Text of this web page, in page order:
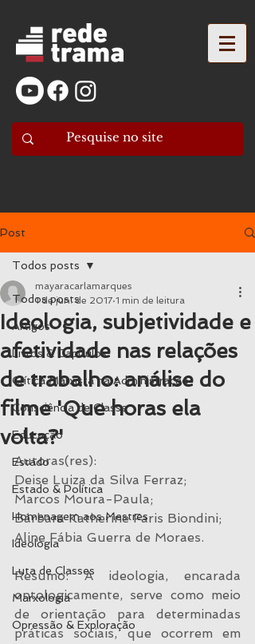
Post
Todos posts
Artigos
Livros & Capítulos
Crítica Marxista na Administração
Consciência de Classe
Educação
Estado
Estado & Política
Homenagem aos Mestres
Ideologia
Luta de Classes
Marxologia
Opressão & Exploração
Todos posts
Ideologia, subjetividade e
afetividade nas relações
de trabalho: análise do
filme 'Que horas ela
volta?'
mayaracarlamarques
1 de jun. de 2017 1 min de leitura
Autoras(res):
Deise Luiza da Silva Ferraz;
Marcos Moura-Paula;
Bárbara Katherine Faris Biondini;
Aline Fábia Guerra de Moraes.
Resumo: A ideologia, encarada
ontologicamente, serve como meio
de orientação para determinadas
práticas sociais, que ocorrem em